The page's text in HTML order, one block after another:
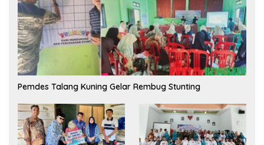
Pemdes Talang Kuning Gelar Rembug Stunting